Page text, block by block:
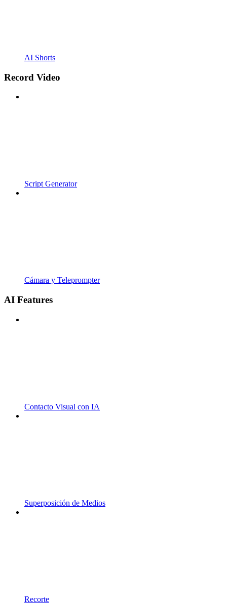
AI Shorts
Record Video
Script Generator
Cámara y Teleprompter
AI Features
Contacto Visual con IA
Superposición de Medios
Recorte